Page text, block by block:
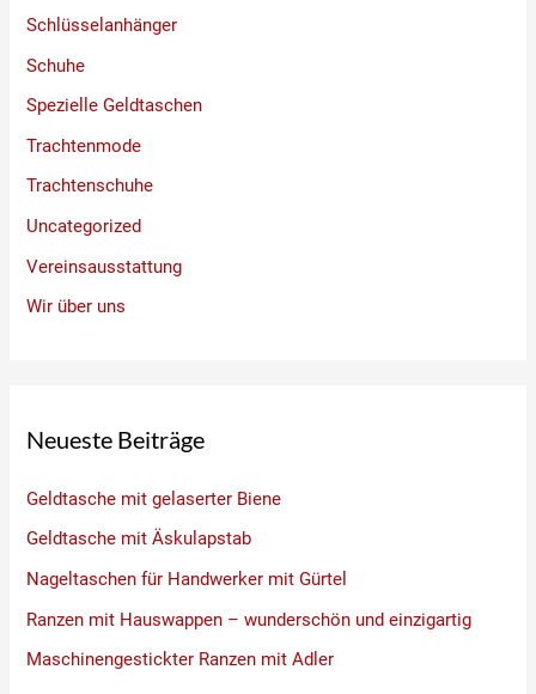
Schlüsselanhänger
Schuhe
Spezielle Geldtaschen
Trachtenmode
Trachtenschuhe
Uncategorized
Vereinsausstattung
Wir über uns
Neueste Beiträge
Geldtasche mit gelaserter Biene
Geldtasche mit Äskulapstab
Nageltaschen für Handwerker mit Gürtel
Ranzen mit Hauswappen – wunderschön und einzigartig
Maschinengestickter Ranzen mit Adler